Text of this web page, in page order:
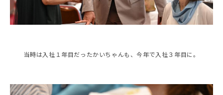
当時は入社１年目だったかいちゃんも、今年で入社３年目に。